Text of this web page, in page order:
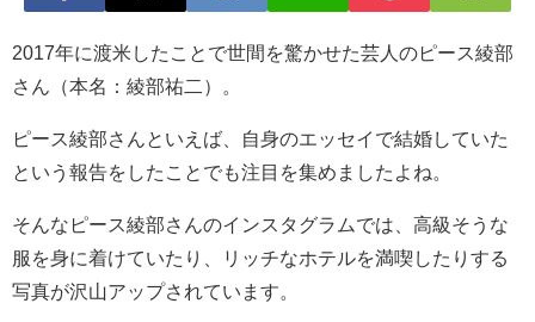
2017年に渡米したことで世間を驚かせた芸人のピース綾部
さん（本名：綾部祐二）。
ピース綾部さんといえば、自身のエッセイで結婚していた
という報告をしたことでも注目を集めましたよね。
そんなピース綾部さんのインスタグラムでは、高級そうな
服を身に着けていたり、リッチなホテルを満喫したりする
写真が沢山アップされています。